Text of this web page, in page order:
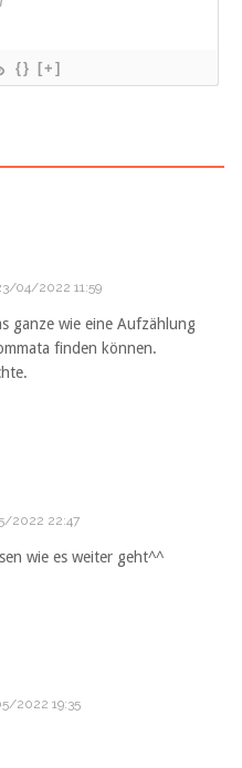
{} [+]
04/2022 11:59
ganze wie eine Aufzählung
finden können.
2022 22:47
wie es weiter geht^^
2022 19:35